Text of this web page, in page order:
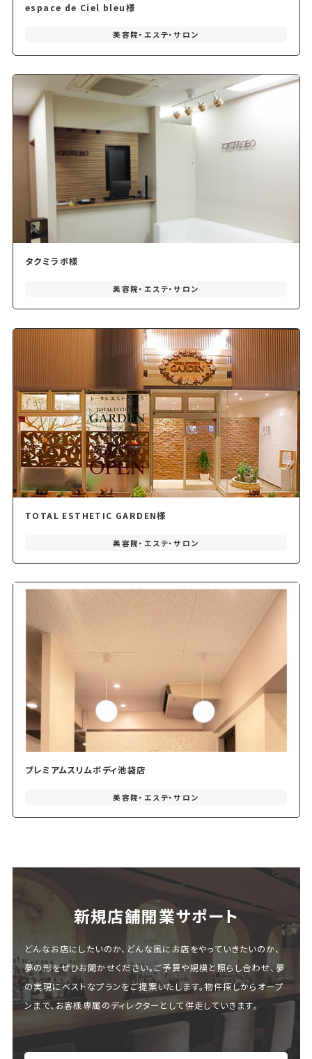
espace de Ciel bleu様
美容院・エステ・サロン
タクミラボ様
美容院・エステ・サロン
TOTAL ESTHETIC GARDEN様
美容院・エステ・サロン
プレミアムスリムボディ池袋店
美容院・エステ・サロン
新規店舗開業サポート
どんなお店にしたいのか、どんな風にお店をやっていきたいのか、
夢の形をぜひお聞かせください。ご予算や規模と照らし合わせ、夢
の実現にベストなプランをご提案いたします。物件探しからオープ
ンまで、お客様専属のディレクターとして併走していきます。